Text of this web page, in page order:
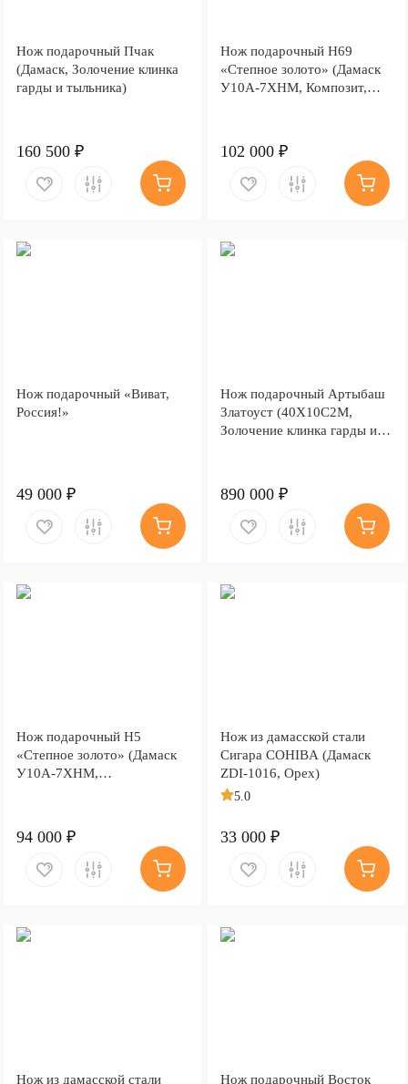
Нож подарочный Пчак
(Дамаск, Золочение клинка
гарды и тыльника)
160 500 ₽
Нож подарочный Н69
«Степное золото» (Дамаск
У10А-7ХНМ, Композит,
102 000 ₽
Нож подарочный «Виват,
Россия!»
49 000 ₽
Нож подарочный Артыбаш
Златоуст (40Х10С2М,
Золочение клинка гарды и
890 000 ₽
Нож подарочный Н5
«Степное золото» (Дамаск
У10А-7ХНМ,
гарды и тыльника)
94 000 ₽
Нож из дамасской стали
Сигара COHIBA (Дамаск
ZDI-1016, Орех)
5.0
33 000 ₽
Нож из дамасской стали Нож подарочный Восток